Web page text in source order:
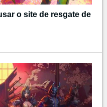
o site de resgate de